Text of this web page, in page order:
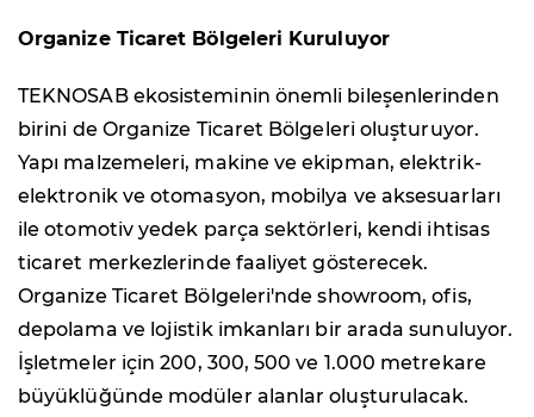
Organize Ticaret Bölgeleri Kuruluyor
TEKNOSAB ekosisteminin önemli bileşenlerinden
birini de Organize Ticaret Bölgeleri oluşturuyor.
Yapı malzemeleri, makine ve ekipman, elektrik-
elektronik ve otomasyon, mobilya ve aksesuarları
ile otomotiv yedek parça sektörleri, kendi ihtisas
ticaret merkezlerinde faaliyet gösterecek.
Organize Ticaret Bölgeleri'nde showroom, ofis,
depolama ve lojistik imkanları bir arada sunuluyor.
İşletmeler için 200, 300, 500 ve 1.000 metrekare
büyüklüğünde modüler alanlar oluşturulacak.